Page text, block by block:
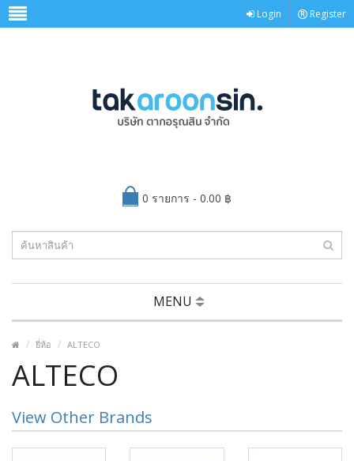
Login Register
0 รายการ - 0.00 ฿
MENU
ยี่ห้อ ALTECO
ALTECO
View Other Brands